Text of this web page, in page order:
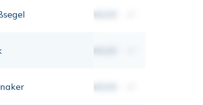
00,00
00,00
00,00